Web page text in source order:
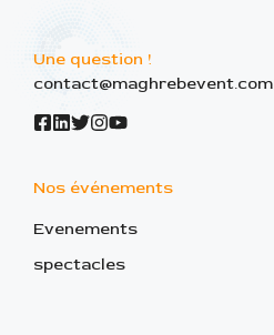
Une question !
contact@maghrebevent.com
Nos événements
Evenements
spectacles